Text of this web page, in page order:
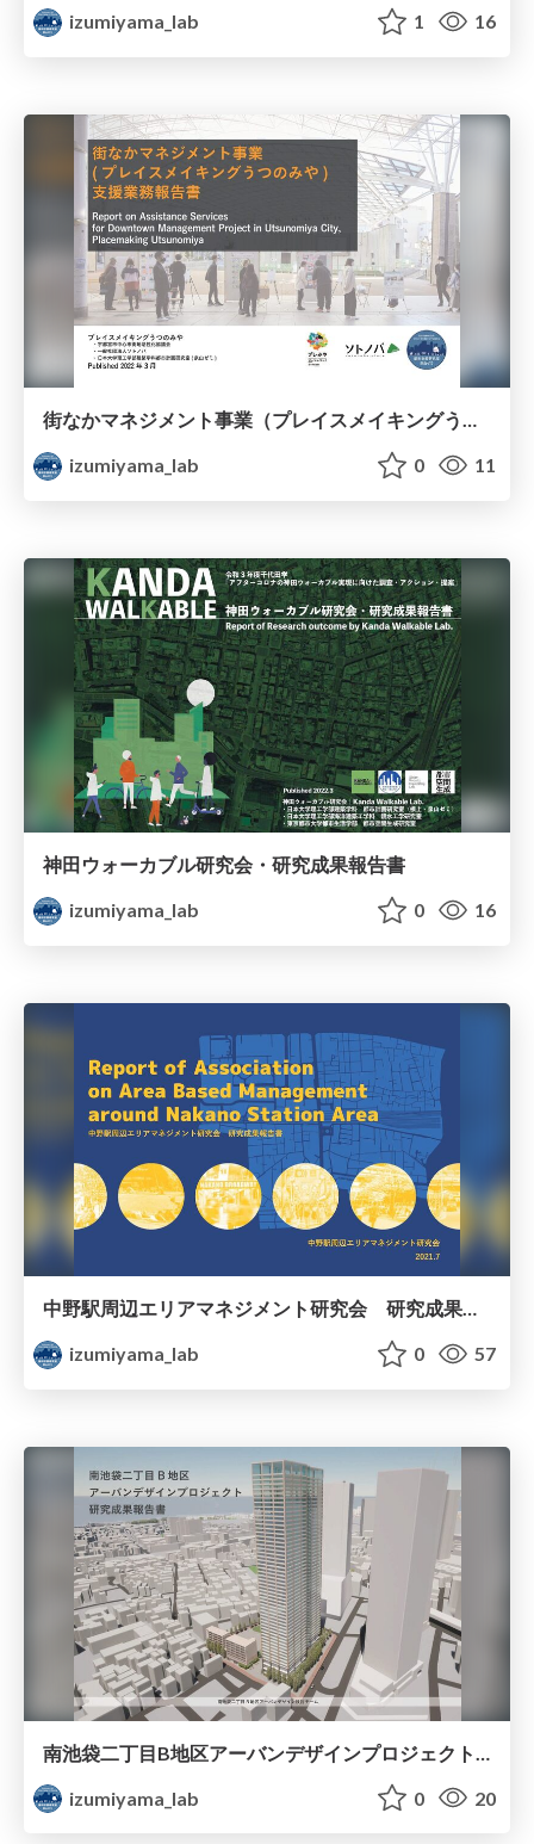
izumiyama_lab 1 16
街なかマネジメント事業（プレイスメイキングうつのみや）支援業務報告書
izumiyama_lab
0 11
神田ウォーカブル研究会・研究成果報告書
izumiyama_lab
0 16
中野駅周辺エリアマネジメント研究会 研究成果報告書
izumiyama_lab
0 57
izumiyama_lab
0 20